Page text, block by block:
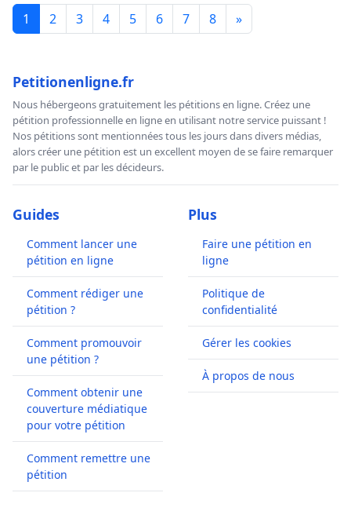
1 2 3 4 5 6 7 8 »
Petitionenligne.fr
Nous hébergeons gratuitement les pétitions en ligne. Créez une
pétition professionnelle en ligne en utilisant notre service puissant !
Nos pétitions sont mentionnées tous les jours dans divers médias,
alors créer une pétition est un excellent moyen de se faire remarquer
par le public et par les décideurs.
Guides
Comment lancer une
pétition en ligne
Comment rédiger une
pétition ?
Comment promouvoir
une pétition ?
Comment obtenir une
couverture médiatique
pour votre pétition
Comment remettre une
pétition
Plus
Faire une pétition en
ligne
Politique de
confidentialité
Gérer les cookies
À propos de nous